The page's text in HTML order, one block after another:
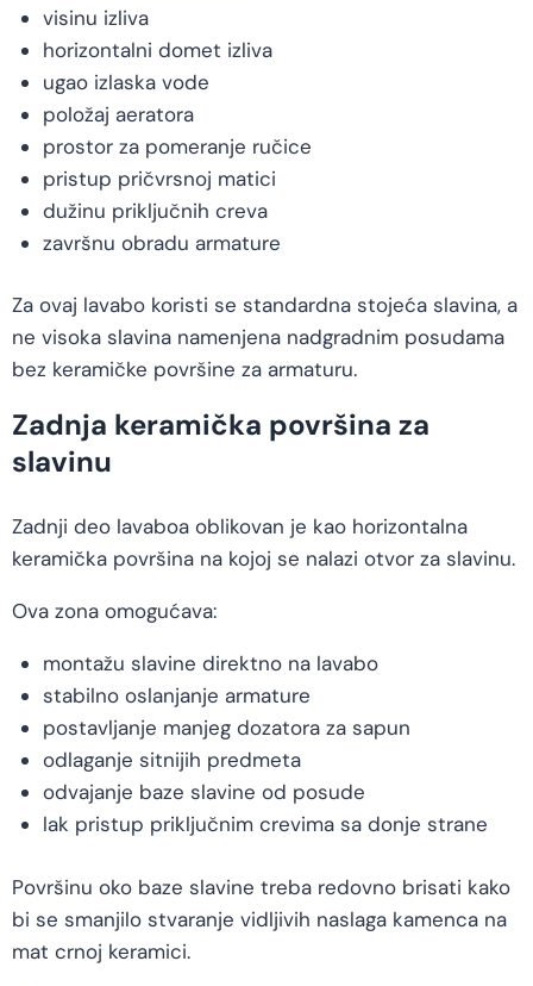
visinu izliva
horizontalni domet izliva
ugao izlaska vode
položaj aeratora
prostor za pomeranje ručice
pristup pričvrsnoj matici
dužinu priključnih creva
završnu obradu armature
Za ovaj lavabo koristi se standardna stojeća slavina, a
ne visoka slavina namenjena nadgradnim posudama
bez keramičke površine za armaturu.
Zadnja keramička površina za
slavinu
Zadnji deo lavaboa oblikovan je kao horizontalna
keramička površina na kojoj se nalazi otvor za slavinu.
Ova zona omogućava:
montažu slavine direktno na lavabo
stabilno oslanjanje armature
postavljanje manjeg dozatora za sapun
odlaganje sitnijih predmeta
odvajanje baze slavine od posude
lak pristup priključnim crevima sa donje strane
Površinu oko baze slavine treba redovno brisati kako
bi se smanjilo stvaranje vidljivih naslaga kamenca na
mat crnoj keramici.